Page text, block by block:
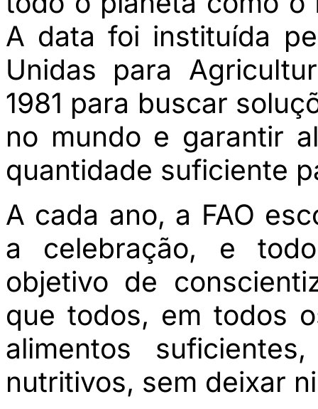
A data foi instituída
Unidas para
1981 para buscar
no mundo e garantir
quantidade suficiente
A cada ano, a FAO
a celebração, e
objetivo de
que todos, em todos
alimentos
nutritivos, sem deixar